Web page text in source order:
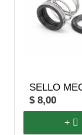
$ 8,00
+